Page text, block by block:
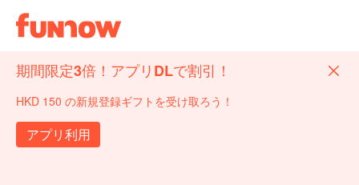
期間限定3倍！アプリDLで割引！
HKD 150 の新規登録ギフトを受け取ろう！
アプリ利用